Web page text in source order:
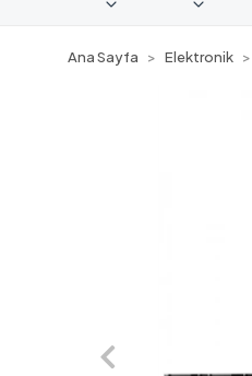
Ana Sayfa Elektronik